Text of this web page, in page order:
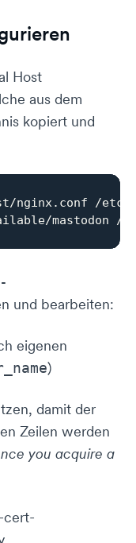
Host
aus dem
kopiert und
nginx.conf /etc/
und bearbeiten:
eigenen
)
damit der
Zeilen werden
you acquire a
cert-